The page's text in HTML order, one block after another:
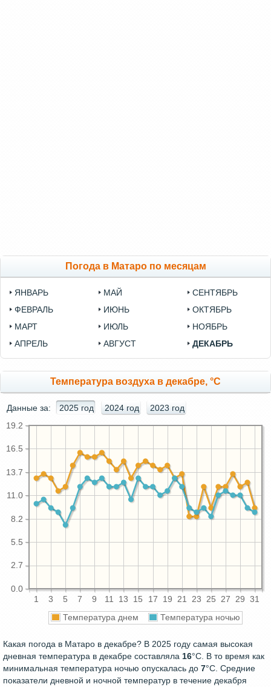
Погода в Матаро по месяцам
ЯНВАРЬ
ФЕВРАЛЬ
МАРТ
АПРЕЛЬ
МАЙ
ИЮНЬ
ИЮЛЬ
АВГУСТ
СЕНТЯБРЬ
ОКТЯБРЬ
НОЯБРЬ
ДЕКАБРЬ
Температура воздуха в декабре, °C
Данные за: 2025 год 2024 год 2023 год
1 3 5 7 9 11 13 15 17 19 21 23 25 27 29 31
0.0
2.7
5.5
8.2
11.0
13.7
16.5
19.2
Температура днем Температура ночью
Какая погода в Матаро в декабре? В 2025 году самая высокая
дневная температура в декабре составляла 16°С. В то время как
минимальная температура ночью опускалась до 7°C. Средние
показатели дневной и ночной температур в течение декабря